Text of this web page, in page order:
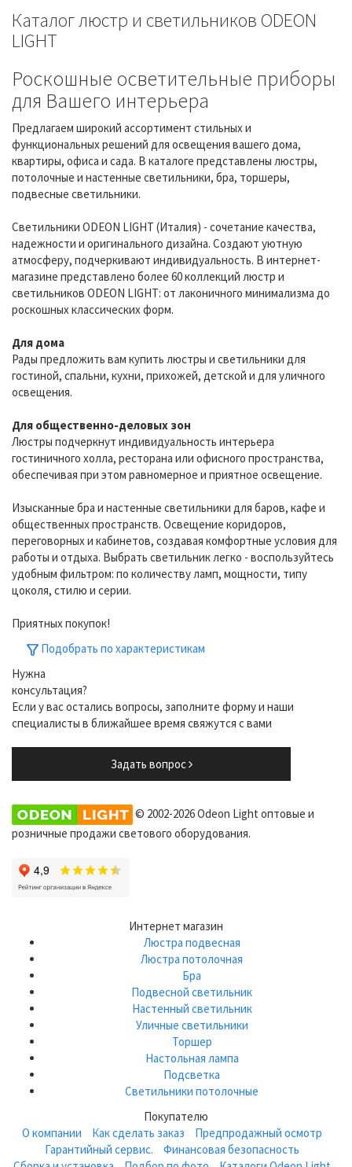
Каталог люстр и светильников ODEON
LIGHT
Роскошные осветительные приборы
для Вашего интерьера
Предлагаем широкий ассортимент стильных и
функциональных решений для освещения вашего дома,
квартиры, офиса и сада. В каталоге представлены люстры,
потолочные и настенные светильники, бра, торшеры,
подвесные светильники.
Светильники ODEON LIGHT (Италия) - сочетание качества,
надежности и оригинального дизайна. Создают уютную
атмосферу, подчеркивают индивидуальность. В интернет-
магазине представлено более 60 коллекций люстр и
светильников ODEON LIGHT: от лаконичного минимализма до
роскошных классических форм.
Для дома
Рады предложить вам купить люстры и светильники для
гостиной, спальни, кухни, прихожей, детской и для уличного
освещения.
Для общественно-деловых зон
Люстры подчеркнут индивидуальность интерьера
гостиничного холла, ресторана или офисного пространства,
обеспечивая при этом равномерное и приятное освещение.
Изысканные бра и настенные светильники для баров, кафе и
общественных пространств. Освещение коридоров,
переговорных и кабинетов, создавая комфортные условия для
работы и отдыха. Выбрать светильник легко - воспользуйтесь
удобным фильтром: по количеству ламп, мощности, типу
цоколя, стилю и серии.
Приятных покупок!
Подобрать по характеристикам
Нужна
консультация?
Если у вас остались вопросы, заполните форму и наши
специалисты в ближайшее время свяжутся с вами
Задать вопрос
© 2002-2026 Odeon Light оптовые и
розничные продажи светового оборудования.
Интернет магазин
Люстра подвесная
Люстра потолочная
Бра
Подвесной светильник
Настенный светильник
Уличные светильники
Торшер
Настольная лампа
Подсветка
Светильники потолочные
Покупателю
О компании
Как сделать заказ
Предпродажный осмотр
Гарантийный сервис.
Финансовая безопасность